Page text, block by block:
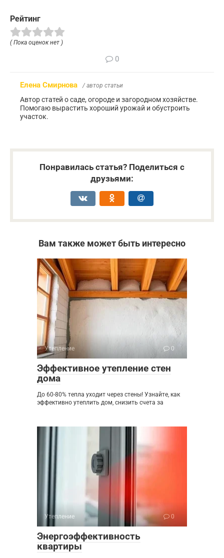
Рейтинг
( Пока оценок нет )
0
Елена Смирнова / автор статьи
Автор статей о саде, огороде и загородном хозяйстве.
Помогаю вырастить хороший урожай и обустроить
участок.
Понравилась статья? Поделиться с
друзьями:
Вам также может быть интересно
Утепление 0
Эффективное утепление стен
дома
До 60-80% тепла уходит через стены! Узнайте, как
эффективно утеплить дом, снизить счета за
Утепление 0
Энергоэффективность
квартиры